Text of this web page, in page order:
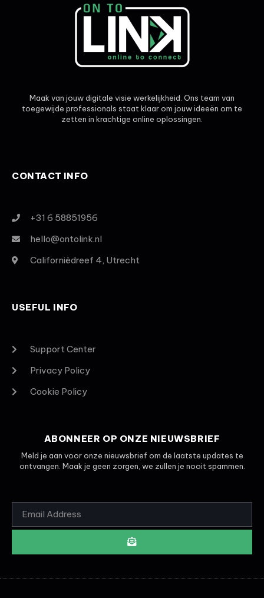
Maak van jouw digitale visie werkelijkheid. Ons team van
toegewijde professionals staat klaar om jouw ideeën om te
zetten in krachtige online oplossingen.
CONTACT INFO
+31 6 58851956
hello@ontolink.nl
Californiëdreef 4, Utrecht
USEFUL INFO
Support Center
Privacy Policy
Cookie Policy
ABONNEER OP ONZE NIEUWSBRIEF
Meld je aan voor onze nieuwsbrief om de laatste updates te
ontvangen. Maak je geen zorgen, we zullen je nooit spammen.